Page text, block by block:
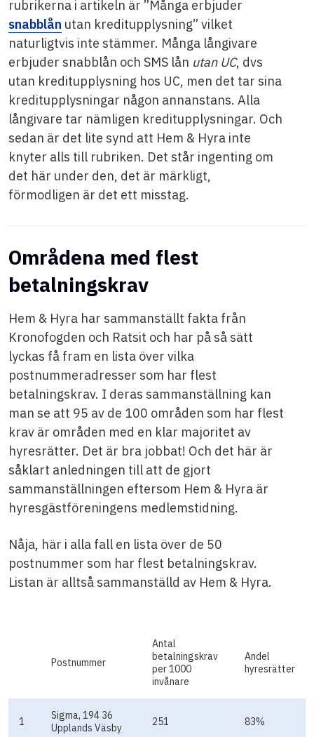
rubrikerna i artikeln är ”Många erbjuder
snabblån utan kreditupplysning” vilket
naturligtvis inte stämmer. Många långivare
erbjuder snabblån och SMS lån utan UC, dvs
utan kreditupplysning hos UC, men det tar sina
kreditupplysningar någon annanstans. Alla
långivare tar nämligen kreditupplysningar. Och
sedan är det lite synd att Hem & Hyra inte
knyter alls till rubriken. Det står ingenting om
det här under den, det är märkligt,
förmodligen är det ett misstag.
Områdena med flest
betalningskrav
Hem & Hyra har sammanställt fakta från
Kronofogden och Ratsit och har på så sätt
lyckas få fram en lista över vilka
postnummeradresser som har flest
betalningskrav. I deras sammanställning kan
man se att 95 av de 100 områden som har flest
krav är områden med en klar majoritet av
hyresrätter. Det är bra jobbat! Och det här är
såklart anledningen till att de gjort
sammanställningen eftersom Hem & Hyra är
hyresgästföreningens medlemstidning.
Nåja, här i alla fall en lista över de 50
postnummer som har flest betalningskrav.
Listan är alltså sammanställd av Hem & Hyra.
Postnummer
Antal
betalningskrav
per 1000
invånare
Andel
hyresrätter
1
Sigma, 194 36
Upplands Väsby
251 83%